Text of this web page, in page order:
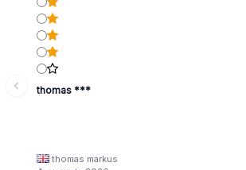
thomas ***
thomas markus